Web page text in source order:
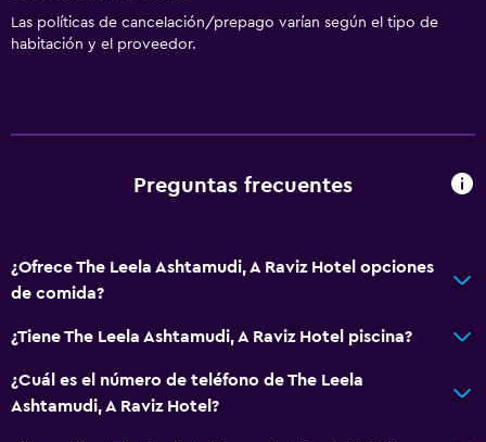
Las políticas de cancelación/prepago varían según el tipo de
habitación y el proveedor.
Preguntas frecuentes
¿Ofrece The Leela Ashtamudi, A Raviz Hotel opciones
de comida?
¿Tiene The Leela Ashtamudi, A Raviz Hotel piscina?
¿Cuál es el número de teléfono de The Leela
Ashtamudi, A Raviz Hotel?